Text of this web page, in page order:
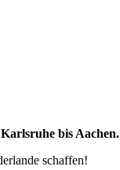
bis Aachen.
schaffen!